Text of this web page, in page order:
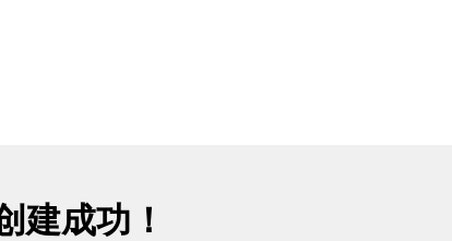
建成功！